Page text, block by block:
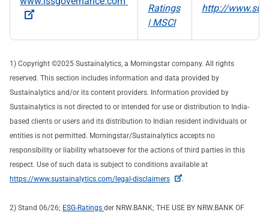
Ratings
| MSCI
http://
1) Copyright ©2025 Sustainalytics, a Morningstar company. All rights
reserved. This section includes information and data provided by
Sustainalytics and/or its content providers. Information provided by
Sustainalytics is not directed to or intended for use or distribution to India-
based clients or users and its distribution to Indian resident individuals or
entities is not permitted. Morningstar/Sustainalytics accepts no
responsibility or liability whatsoever for the actions of third parties in this
respect. Use of such data is subject to conditions available at
https://www.sustainalytics.com/legal-disclaimers
.
2) Stand 06/26; ESG-Ratings der NRW.BANK; THE USE BY NRW.BANK OF